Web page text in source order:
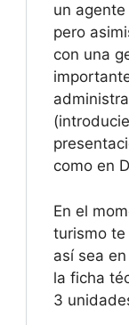
un
pero
con una
como en
En el
turismo
así sea
la ficha
3